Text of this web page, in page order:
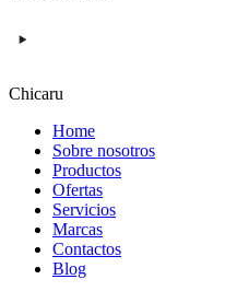
Chicaru
Home
Sobre nosotros
Productos
Ofertas
Servicios
Marcas
Contactos
Blog